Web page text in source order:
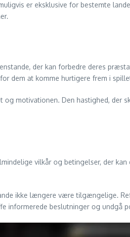
er eksklusive for bestemte
der kan forbedre deres
dem at komme hurtigere frem i
motivationen. Den hastighed,
vilkår og betingelser, der
ikke længere være tilgængelige.
informerede beslutninger og undgå